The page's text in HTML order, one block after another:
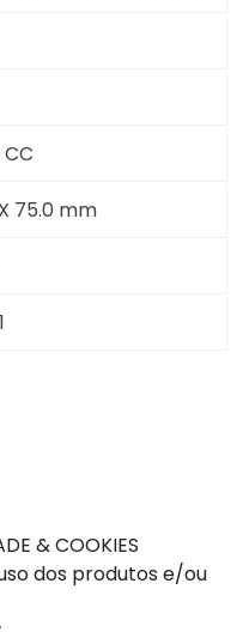
75.0 mm
& COOKIES
dos produtos e/ou